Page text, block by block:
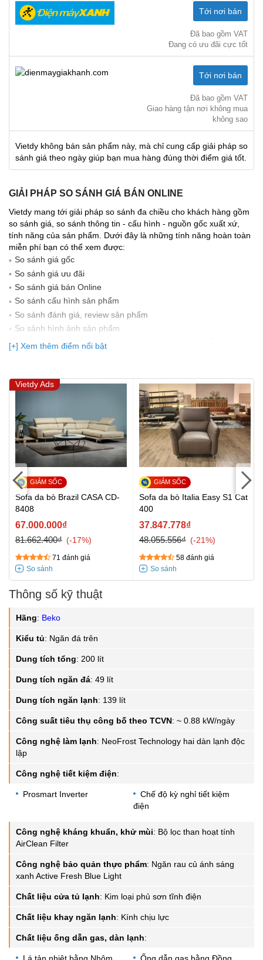
Tới nơi bán
Đã bao gồm VAT
Đang có ưu đãi cực tốt
Tới nơi bán
Đã bao gồm VAT
Giao hàng tận nơi không mua
không sao
Vietdy không bán sản phẩm này, mà chỉ cung cấp giải pháp so
sánh giá theo ngày giúp bạn mua hàng đúng thời điểm giá tốt.
GIẢI PHÁP SO SÁNH GIÁ BÁN ONLINE
Vietdy mang tới giải pháp so sánh đa chiều cho khách hàng gồm
so sánh giá, so sánh thông tin - cấu hình - nguồn gốc xuất xứ,
tính năng của sản phẩm. Dưới đây là những tính năng hoàn toàn
miễn phí bạn có thể xem được:
So sánh giá gốc
So sánh giá ưu đãi
So sánh giá bán Online
So sánh cấu hình sản phẩm
So sánh đánh giá, review sản phẩm
So sảnh hình ảnh sản phẩm
(Bạn đang được xem so sánh giá, xem giá biến động Realtime 10
lần cập nhật gần nhất)
[+] Xem thêm điểm nổi bật
Vietdy Ads
Sofa da bò Brazil CASA CD-
8408
67.000.000₫
81.662.400₫
-17%
71 đánh giá
Sofa da bò Italia Easy S1 Cat
400
37.847.778₫
48.055.556₫
-21%
58 đánh giá
Thông số kỹ thuật
Hãng: Beko
Kiểu tủ: Ngăn đá trên
Dung tích tổng: 200 lít
Dung tích ngăn đá: 49 lít
Dung tích ngăn lạnh: 139 lít
Công suất tiêu thụ công bố theo TCVN: ~ 0.88 kW/ngày
Công nghệ làm lạnh: NeoFrost Technology hai dàn lạnh độc
lập
Công nghệ tiết kiệm điện:
Prosmart Inverter
Chế độ kỳ nghỉ tiết kiệm
điện
Công nghệ kháng khuẩn, khử mùi: Bộ lọc than hoạt tính
AirClean Filter
Công nghệ bảo quản thực phẩm: Ngăn rau củ ánh sáng
xanh Active Fresh Blue Light
Chất liệu cửa tủ lạnh: Kim loại phủ sơn tĩnh điện
Chất liệu khay ngăn lạnh: Kính chịu lực
Chất liệu ống dẫn gas, dàn lạnh: